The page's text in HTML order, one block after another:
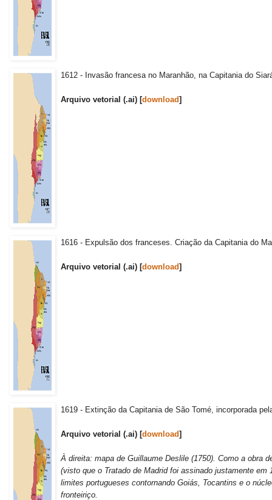
1612 - Invasão francesa no Maranhão, na Capitania do
Arquivo vetorial (.ai) [download]
1616 - Expulsão dos franceses. Criação da Capitania do
Arquivo vetorial (.ai) [download]
1619 - Extinção da Capitania de São Tomé, incorporada
Arquivo vetorial (.ai) [download]
À direita: mapa de Guillaume Deslile (1750). Como a obra
(visto que o Tratado de Madrid foi assinado justamente
limites portugueses contornando Goiás, Tocantins e o
fronteiriço.